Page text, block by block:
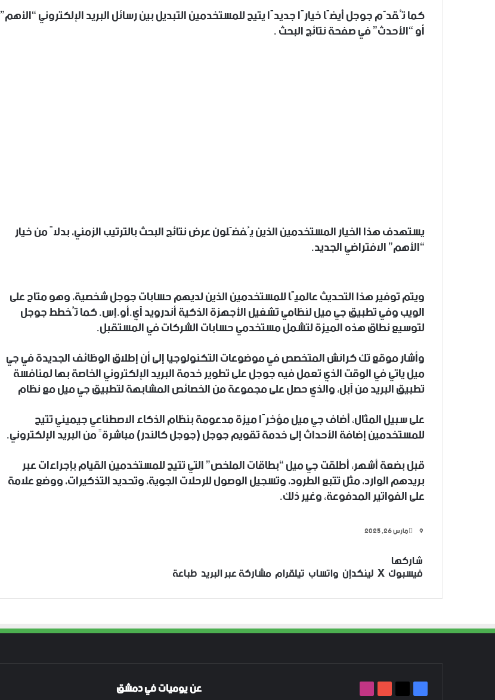
كما تُقدّم جوجل أيضًا خيارًا جديدًا يتيح للمستخدمين التبديل بين رسائل البريد الإلكتروني “الأهم”
أو “الأحدث” في صفحة نتائج البحث .
يستهدف هذا الخيار المستخدمين الذين يُفضّلون عرض نتائج البحث بالترتيب الزمني، بدلاً من خيار
“الأهم” الافتراضي الجديد.
ويتم توفير هذا التحديث عالميًا للمستخدمين الذين لديهم حسابات جوجل شخصية، وهو متاح على
الويب وفي تطبيق جي ميل لنظامي تشغيل الأجهزة الذكية أندرويد آي.أو.إس. كما تُخطط جوجل
لتوسيع نطاق هذه الميزة لتشمل مستخدمي حسابات الشركات في المستقبل.
وأشار موقع تك كرانش المتخصص في موضوعات التكنولوجيا إلى أن إطلاق الوظائف الجديدة في جي
ميل ياتي في الوقت الذي تعمل فيه جوجل على تطوير خدمة البريد الإلكتروني الخاصة بها لمنافسة
تطبيق البريد من آبل، والذي حصل على مجموعة من الخصائص المشابهة لتطبيق جي ميل مع نظام
على سبيل المثال، أضاف جي ميل مؤخرًا ميزة مدعومة بنظام الذكاء الاصطناعي جيميني تتيح
للمستخدمين إضافة الأحداث إلى خدمة تقويم جوجل (جوجل كالندر) مباشرةً من البريد الإلكتروني.
قبل بضعة أشهر، أطلقت جي ميل “بطاقات الملخص” التي تتيح للمستخدمين القيام بإجراءات عبر
بريدهم الوارد، مثل تتبع الطرود، وتسجيل الوصول للرحلات الجوية، وتحديد التذكيرات، ووضع علامة
على الفواتير المدفوعة، وغير ذلك.
مارس 26, 2025
شاركها
فيسبوك‫Xلينكدإنواتسابتيلقراممشاركة عبر البريدطباعة
عن يوميات في دمشق فيسبوك
‫X
‫YouTube
انستقرام